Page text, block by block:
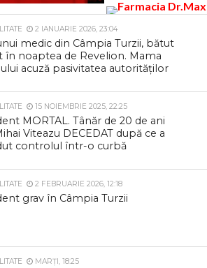
2 IANUARIE 2026, 23:04
medic din Câmpia Turzii, bătut
în noaptea de Revelion. Mama
acuză pasivitatea autorităților
15 NOIEMBRIE 2025, 22:25
MORTAL. Tânăr de 20 de ani
Viteazu DECEDAT după ce a
controlul într-o curbă
2 FEBRUARIE 2026, 12:18
grav în Câmpia Turzii
MARȚI, 18:25